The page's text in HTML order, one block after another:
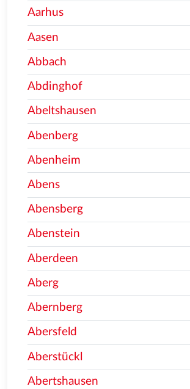
Aarhus
Aasen
Abbach
Abdinghof
Abeltshausen
Abenberg
Abenheim
Abens
Abensberg
Abenstein
Aberdeen
Aberg
Abernberg
Abersfeld
Aberstückl
Abertshausen